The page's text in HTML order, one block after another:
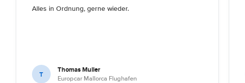
Alles in Ordnung, gerne wieder.
T Thomas Muller
Europcar Mallorca Flughafen